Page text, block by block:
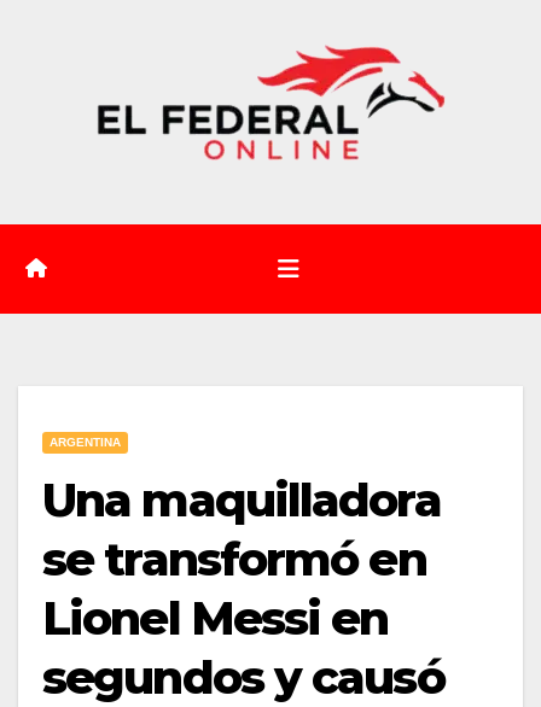
ARGENTINA
Una maquilladora
se transformó en
Lionel Messi en
segundos y causó